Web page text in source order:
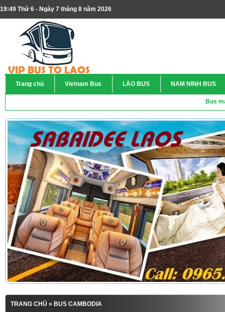
19:49 Thứ 6 - Ngày 7 tháng 8 năm 2026
Trang chủ Vietnam Bus LÀO BUS NAM NINH BUS
Bus
TRANG CHỦ » BUS CAMBODIA